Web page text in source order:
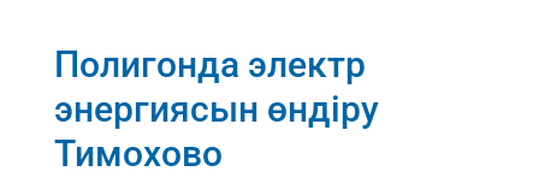
Полигонда электр
энергиясын өндіру
Тимохово